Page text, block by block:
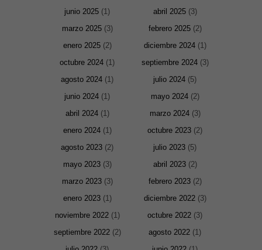
junio 2025 (1) abril 2025(3)
marzo 2025(3) febrero 2025(2)
enero 2025(2) diciembre 2024(1)
octubre 2024 (1) septiembre 2024(3)
agosto 2024 (1) julio 2024 (5)
junio 2024 (1) mayo 2024(2)
abril 2024(1) marzo 2024(3)
enero 2024(1) octubre 2023 (2)
agosto 2023 (2) julio 2023 (5)
mayo 2023(3) abril 2023(2)
marzo 2023(3) febrero 2023(2)
enero 2023(1) diciembre 2022(3)
noviembre 2022(1) octubre 2022 (3)
septiembre 2022(2) agosto 2022 (1)